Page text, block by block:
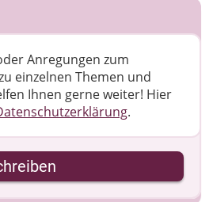
Anregungen zum
einzelnen Themen und
Ihnen gerne weiter! ​Hier
.